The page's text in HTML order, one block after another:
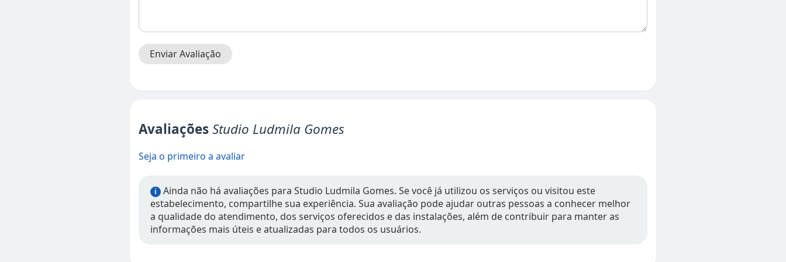
Enviar Avaliação
AvaliaçõesStudio Ludmila Gomes
Seja o primeiro a avaliar
i
Ainda não há avaliações para Studio Ludmila Gomes. Se você já utilizou os serviços ou visitou este
estabelecimento, compartilhe sua experiência. Sua avaliação pode ajudar outras pessoas a conhecer melhor
a qualidade do atendimento, dos serviços oferecidos e das instalações, além de contribuir para manter as
informações mais úteis e atualizadas para todos os usuários.